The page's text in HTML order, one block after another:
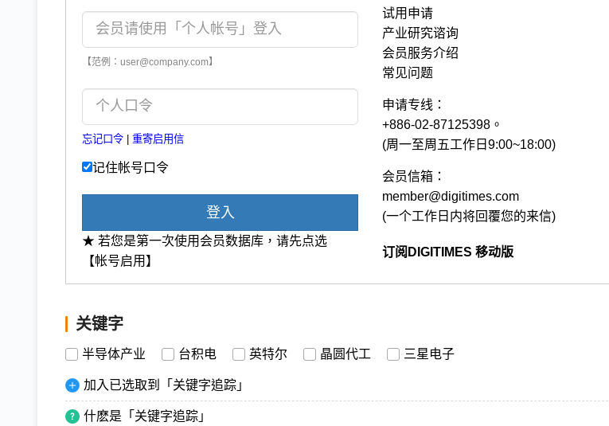
【范例：user@company.com】
忘记口令 重寄启用信
记住帐号口令
登入
★ 若您是第一次使用会员数据库，请先点选
【帐号启用】
试用申请
产业研究谘询
会员服务介绍
常见问题
申请专线：
+886-02-87125398。
(周一至周五工作日9:00~18:00)
会员信箱：
member@digitimes.com
(一个工作日内将回覆您的来信)
订阅DIGITIMES 移动版
关键字
半导体产业 台积电 英特尔 晶圆代工 三星电子
加入已选取到「关键字追踪」
什麽是「关键字追踪」